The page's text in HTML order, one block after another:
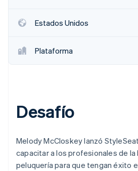
Estados Unidos
Plataforma
Desafío
Melody McCloskey lanzó
capacitar a los profesionales de la
peluquería para que tengan éxito